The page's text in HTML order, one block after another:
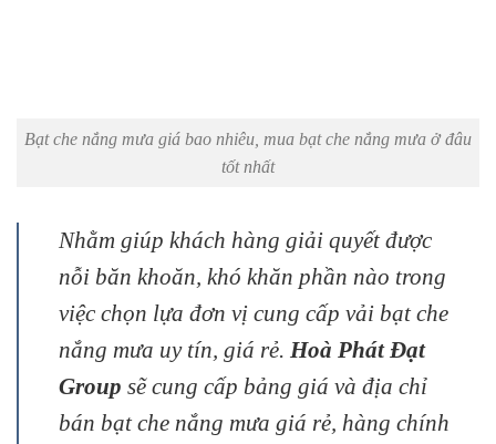
Bạt che nắng mưa giá bao nhiêu, mua bạt che nắng mưa ở đâu
tốt nhất
Nhằm giúp khách hàng giải quyết được
nỗi băn khoăn, khó khăn phần nào trong
việc chọn lựa đơn vị cung cấp vải bạt che
nắng mưa uy tín, giá rẻ. Hoà Phát Đạt
Group sẽ cung cấp bảng giá và địa chỉ
bán bạt che nắng mưa giá rẻ, hàng chính